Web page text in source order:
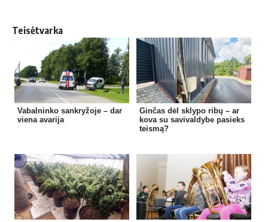
Teisėtvarka
Vabalninko sankryžoje – dar
viena avarija
Ginčas dėl sklypo ribų – ar
kova su savivaldybe pasieks
teismą?